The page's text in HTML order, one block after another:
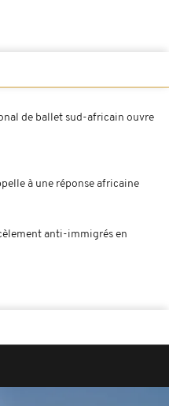
de ballet sud-africain ouvre
à une réponse africaine
anti-immigrés en